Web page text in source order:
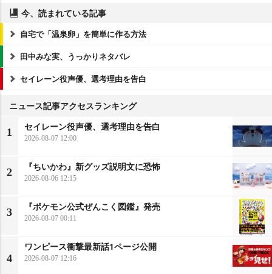
今、読まれている記事
自宅で「温泉卵」を簡単に作る方法
田中みな実、うっかりネタバレ
セイレーン役声優、選考理由を告白
ニュース記事アクセスランキング
1
セイレーン役声優、選考理由を告白
2026-08-07 12:00
2
『ちいかわ』新グッズ説明文に恐怖
2026-08-06 12:15
3
『ポケモン公式ぜんこく図鑑』発売
2026-08-07 00:11
4
ワンピース衝撃最新話1ページ公開
2026-08-07 12:16